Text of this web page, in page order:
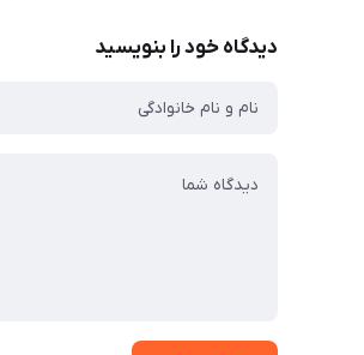
دیدگاه خود را بنویسید